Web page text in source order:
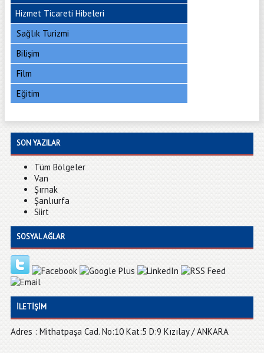
Hizmet Ticareti Hibeleri
Sağlık Turizmi
Bilişim
Film
Eğitim
SON YAZILAR
Tüm Bölgeler
Van
Şırnak
Şanlıurfa
Siirt
SOSYAL AĞLAR
İLETIŞIM
Adres : Mithatpaşa Cad. No:10 Kat:5 D:9 Kızılay / ANKARA